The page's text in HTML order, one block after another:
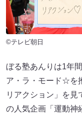
©テレビ朝日
ぼる塾あんりは1年
ア・ラ・モード☆を
リアクション」を見
の人気企画「運動神